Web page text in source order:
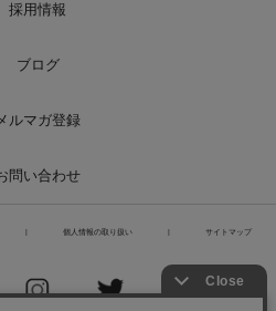
採用情報
ブログ
ルマガ登録
問い合わせ
個人情報の取り扱い サイトマップ